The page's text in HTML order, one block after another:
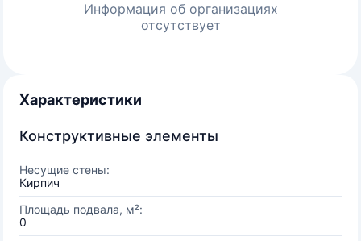
Информация об организациях
отсутствует
Характеристики
Конструктивные элементы
Несущие стены:
Кирпич
Площадь подвала, м²:
0